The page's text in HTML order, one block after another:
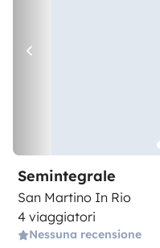
Semintegrale
San Martino In Rio
4 viaggiatori
Nessuna recensione